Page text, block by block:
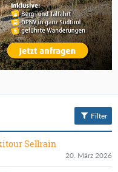
Filter
Sellrain
20. März 2026